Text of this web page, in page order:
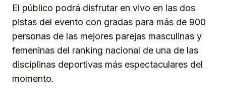
El público podrá disfrutar en vivo en las dos
pistas del evento con gradas para más de 900
personas de las mejores parejas masculinas y
femeninas del ranking nacional de una de las
disciplinas deportivas más espectaculares del
momento.